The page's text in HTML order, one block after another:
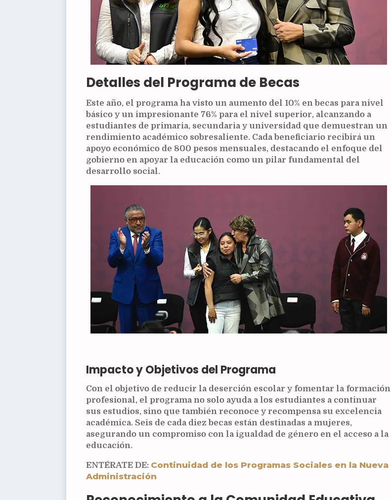
Detalles del Programa de Becas
Este año, el programa ha visto un aumento del 10% en becas para nivel
básico y un impresionante 76% para el nivel superior, alcanzando a
estudiantes de primaria, secundaria y universidad que demuestran un
rendimiento académico sobresaliente. Cada beneficiario recibirá un
apoyo económico de 800 pesos mensuales, destacando el enfoque del
gobierno en apoyar la educación como un pilar fundamental del
desarrollo social.
Impacto y Objetivos del Programa
Con el objetivo de reducir la deserción escolar y fomentar la formación
profesional, el programa no solo ayuda a los estudiantes a continuar
sus estudios, sino que también reconoce y recompensa su excelencia
académica. Seis de cada diez becas están destinadas a mujeres,
asegurando un compromiso con la igualdad de género en el acceso a la
educación.
ENTÉRATE DE: Continuidad de los Programas Sociales en la Nueva
Administración